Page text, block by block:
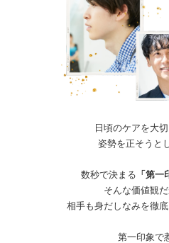
日頃のケアを大切
姿勢を正そうと
数秒で決まる 「第一
そんな価値観だ
相手も身だしなみを徹底
第一印象で